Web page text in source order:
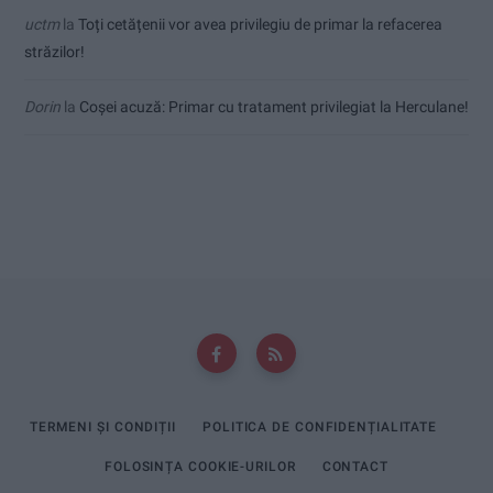
uctmla Toți cetățenii vor avea privilegiu de primar la refacerea
străzilor!
Dorin la Coșei acuză: Primar cu tratament privilegiat la Herculane!
TERMENI ȘI CONDIȚII POLITICA DE CONFIDENȚIALITATE
FOLOSINȚA COOKIE-URILOR CONTACT